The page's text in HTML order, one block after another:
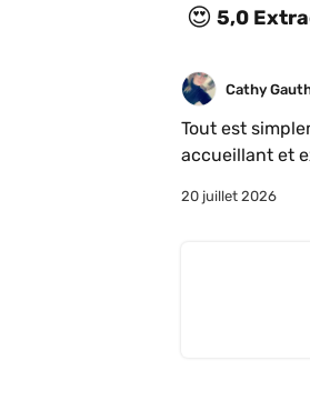
😍 5,0
Cathy
Tout est
accueillant et
20 juillet 2026